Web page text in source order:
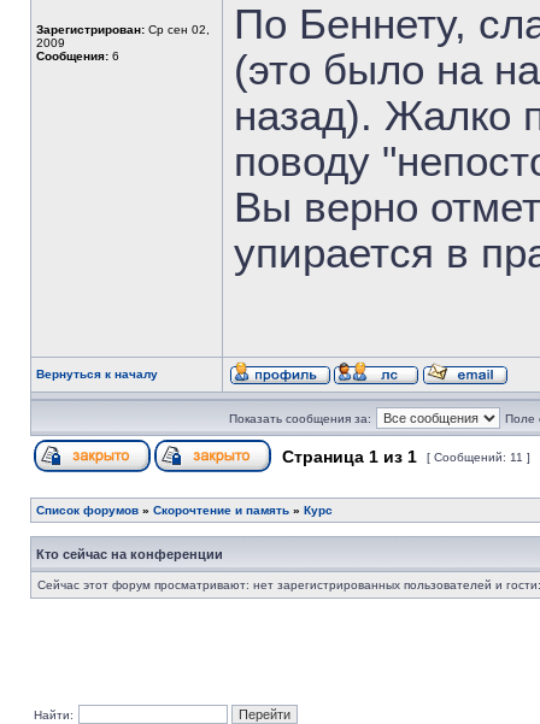
Зарегистрирован: Ср сен 02,
2009
Сообщения: 6
По Беннету,
(это было на
назад). Жалко
поводу
Вы верно
упирается в
Вернуться к началу
Показать сообщения за: Поле
Страница 1 из 1 [ Сообщений: 11 ]
Список форумов » Скорочтение и память » Курс
Кто сейчас на конференции
Сейчас этот форум просматривают: нет зарегистрированных пользователей и
Найти: